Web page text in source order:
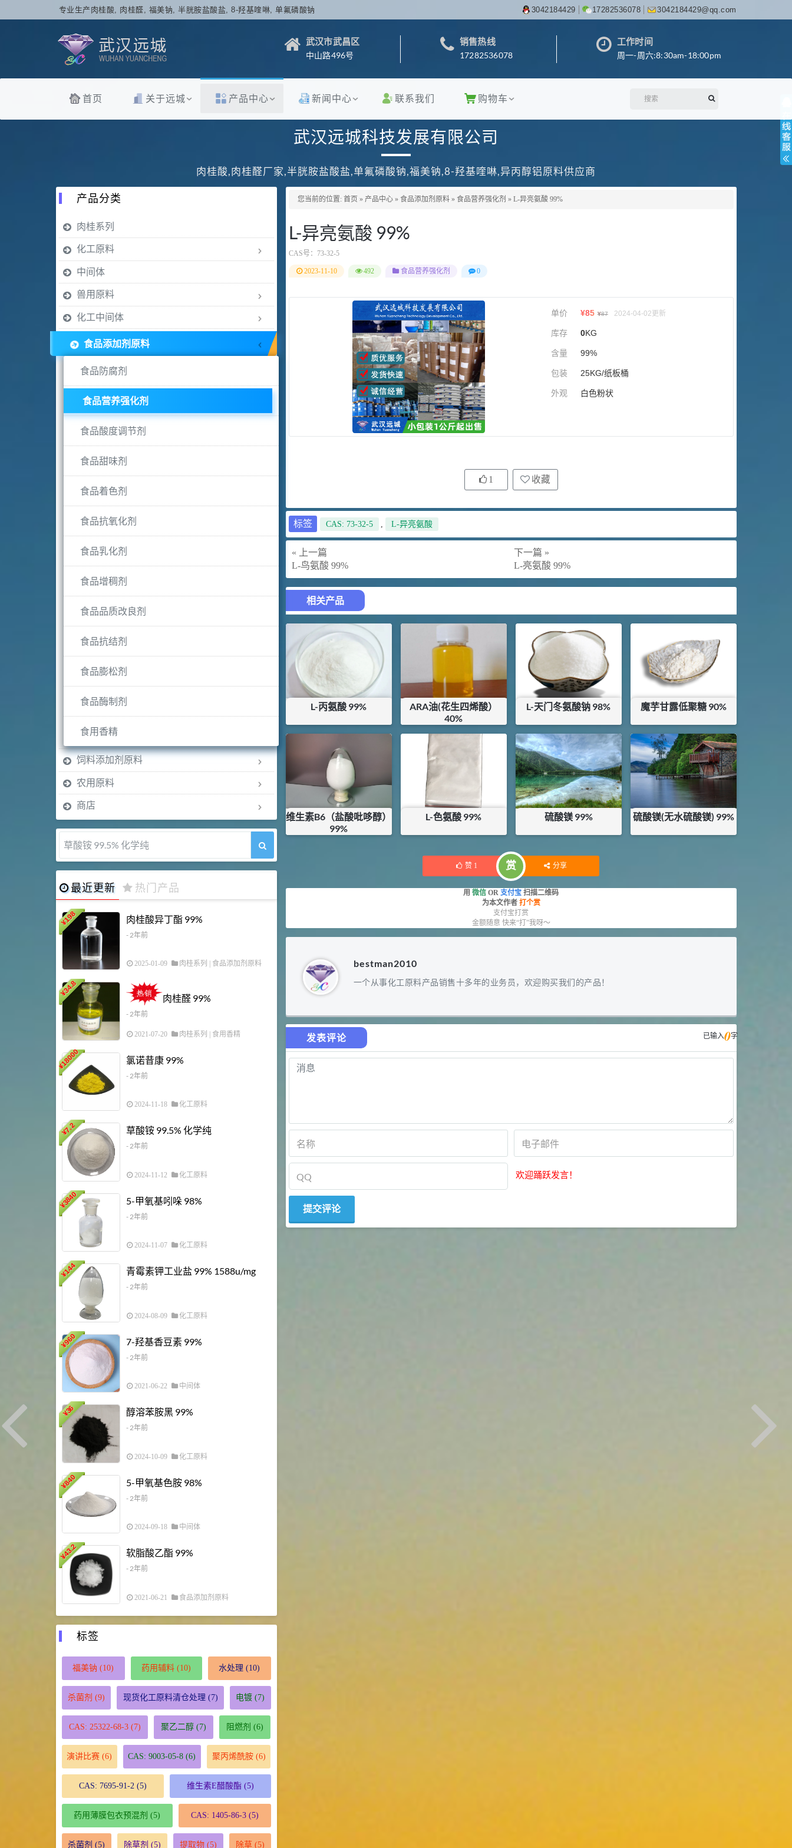
专业生产肉桂酸, 肉桂醛, 福美钠, 半胱胺盐酸盐, 8-羟基喹啉, 单氟磷酸钠 3042184429 17282536078 3042184429@qq.com
武汉市武昌区
中山路496号
销售热线
17282536078
工作时间
周一-周六:8:30am-18:00pm
首页 关于远城 产品中心 新闻中心 联系我们 购物车
武汉远城科技发展有限公司
肉桂酸,肉桂醛厂家,半胱胺盐酸盐,单氟磷酸钠,福美钠,8-羟基喹啉,异丙醇铝原料供应商
您当前的位置: 首页 » 产品中心 » 食品添加剂原料 » 食品营养强化剂 » L-异亮氨酸 99%
L-异亮氨酸 99%
CAS号： 73-32-5
2023-11-10 492 食品营养强化剂 0
单价 ¥85 ¥87 2024-04-02更新
库存 0KG
含量 99%
包装 25KG/纸板桶
外观 白色粉状
1 收藏
标签 CAS: 73-32-5 , L-异亮氨酸
« 上一篇
L-鸟氨酸 99%
下一篇 »
L-亮氨酸 99%
相关产品
L-丙氨酸 99%
¥21.6
ARA油(花生四烯酸）
40%
¥180
L-天门冬氨酸钠 98%
¥8
库存：5KG
魔芋甘露低聚糖 90%
¥195
库存：43KG
维生素B6（盐酸吡哆醇）
99%
L-色氨酸 99% 硫酸镁 99%
库存：25KG
硫酸镁(无水硫酸镁) 99%
赞 1 赏 分享
用 微信 OR 支付宝 扫描二维码
为本文作者 打个赏
支付宝打赏
金额随意 快来“打”我呀～
bestman2010
一个从事化工原料产品销售十多年的业务员，欢迎购买我们的产品！
发表评论 已输入0字
欢迎踊跃发言！
产品分类
肉桂系列
化工原料
中间体
兽用原料
化工中间体
食品添加剂原料
食品防腐剂
食品营养强化剂
食品酸度调节剂
食品甜味剂
食品着色剂
食品抗氧化剂
食品乳化剂
食品增稠剂
食品品质改良剂
食品抗结剂
食品膨松剂
食品酶制剂
食用香精
饲料添加剂原料
农用原料
商店
草酸铵 99.5% 化学纯
最近更新 热门产品
¥
198 肉桂酸异丁酯 99%
- 2年前
2025-01-09 肉桂系列 食品添加剂原料
¥
34.8
肉桂醛 99%
- 2年前
2021-07-20 肉桂系列 | 食用香精
¥
18000 氯诺昔康 99%
- 2年前
2024-11-18 化工原料
¥
7.2 草酸铵 99.5% 化学纯
- 2年前
2024-11-12 化工原料
¥
3840 5-甲氧基吲哚 98%
- 2年前
2024-11-07 化工原料
¥
144 青霉素钾工业盐 99% 1588u/mg
- 2年前
2024-08-09 化工原料
¥
960 7-羟基香豆素 99%
- 2年前
2021-06-22 中间体
¥
36 醇溶苯胺黑 99%
- 2年前
2024-10-09 化工原料
¥
840 5-甲氧基色胺 98%
- 2年前
2024-09-18 中间体
¥
43.2 软脂酸乙酯 99%
- 2年前
2021-06-21 食品添加剂原料
2021-05-25 饲料添加剂原料
乙酸橙花酯 99%
2021-06-17
145 3 多效唑 90%
29 4 N-羟甲基丙烯酰胺 98% NMA
92
标签
福美钠 (10) 药用辅料 (10) 水处理 (10)
杀菌剂 (9) 现货化工原料清仓处理 (7) 电镀 (7)
CAS: 25322-68-3(7) 聚乙二醇(7) 阻燃剂 (6)
演讲比赛 (6) CAS: 9003-05-8 (6) 聚丙烯酰胺(6)
CAS: 7695-91-2 (5) 维生素E醋酸酯(5)
药用薄膜包衣预混剂 (5) CAS: 1405-86-3(5)
杀菌剂 (5) 除草剂 (5) 提取物(5) 除草(5)